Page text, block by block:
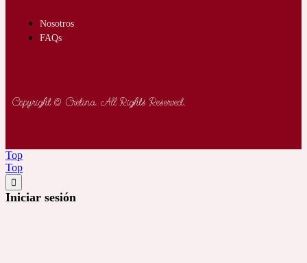
Copyright © Cretina. All Rights Reserved.
Nosotros
FAQs
Top
Top